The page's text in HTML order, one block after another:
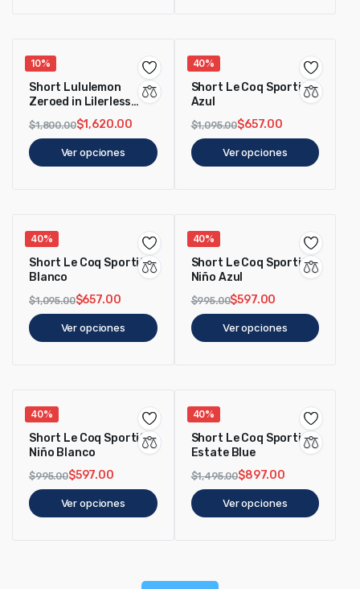
10%
Short Lululemon
Zeroed in Lilerless
hombre negro
$1,800.00$1,620.00
Ver opciones
40%
Short Le Coq Sportif
Azul
$1,095.00$657.00
Ver opciones
40%
Short Le Coq Sportif
Blanco
$1,095.00$657.00
Ver opciones
40%
Short Le Coq Sportif
Niño Azul
$995.00$597.00
Ver opciones
40%
Short Le Coq Sportif
Niño Blanco
$995.00$597.00
Ver opciones
40%
Short Le Coq Sportif
Estate Blue
$1,495.00$897.00
Ver opciones